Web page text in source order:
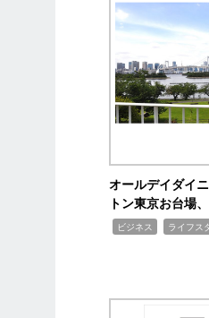
オールデイダイ
トン東京お台場
ビジネス ライフス